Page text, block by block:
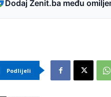
Dodaj Zenit.ba među
Podlijeli